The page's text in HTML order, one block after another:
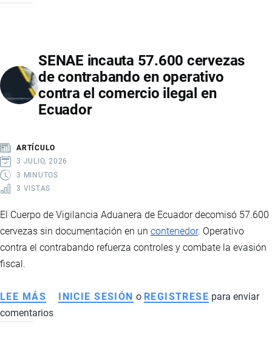
DE
LA
SELECCIÓN
DE
DEL
MUNDIAL
2026
SENAE incauta 57.600 cervezas
de contrabando en operativo
contra el comercio ilegal en
Ecuador
ARTÍCULO
3 JULIO, 2026
3 MINUTOS
3 VISTAS
El Cuerpo de Vigilancia Aduanera de Ecuador decomisó 57.600
cervezas sin documentación en un contenedor. Operativo
contra el contrabando refuerza controles y combate la evasión
fiscal.
LEE MÁS SOBRE
SENAE
INICIE SESIÓN o REGISTRESE para enviar
comentarios